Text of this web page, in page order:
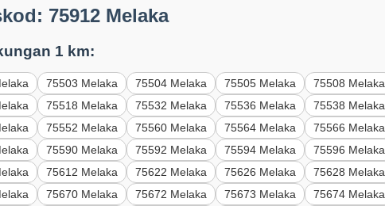
75912 Melaka
1 km:
75503 Melaka 75504 Melaka 75505 Melaka 75508 Melaka
75518 Melaka 75532 Melaka 75536 Melaka 75538 Melaka
75552 Melaka 75560 Melaka 75564 Melaka 75566 Melaka
75590 Melaka 75592 Melaka 75594 Melaka 75596 Melaka
75612 Melaka 75622 Melaka 75626 Melaka 75628 Melaka
75670 Melaka 75672 Melaka 75673 Melaka 75674 Melaka